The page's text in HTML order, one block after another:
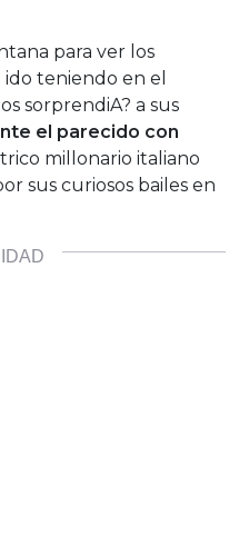
para ver los
teniendo en el
sorprendiA? a sus
el parecido con
millonario italiano
sus curiosos bailes en